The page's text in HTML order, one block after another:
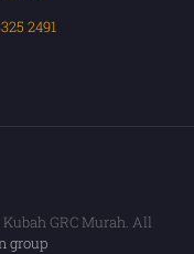
2491
Kubah GRC Murah. All
group